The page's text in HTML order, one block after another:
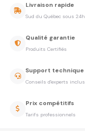
Livraison rapide
Sud du Québec sous 24h
Qualité garantie
Produits Certifiés
Support technique
Conseils d'experts inclus
Prix compétitifs
Tarifs professionnels